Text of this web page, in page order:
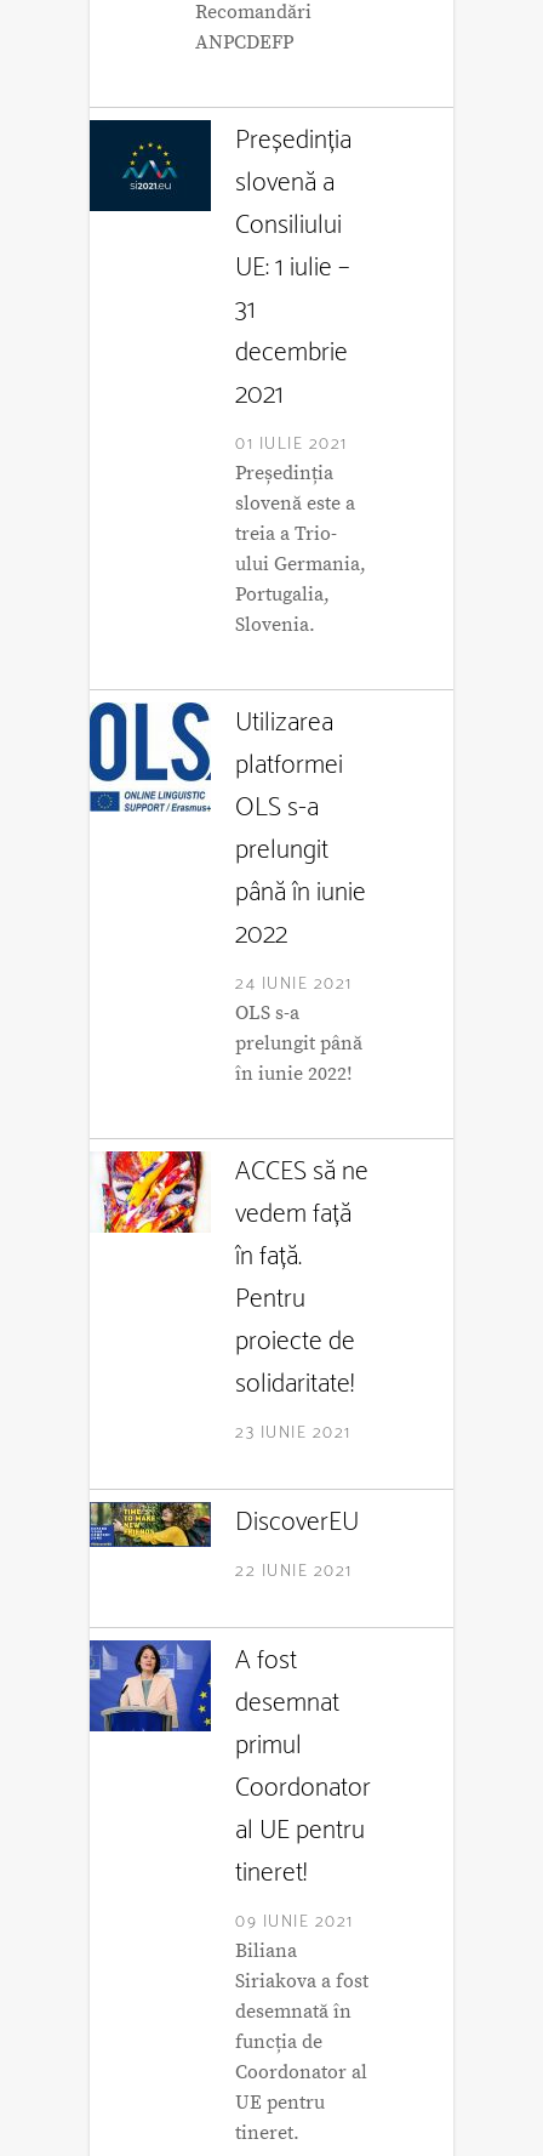
Recomandări
ANPCDEFP
Președinția
slovenă a
Consiliului
UE: 1 iulie –
31
decembrie
2021
01 IULIE 2021
Președinția
slovenă este a
treia a Trio-
ului Germania,
Portugalia,
Slovenia.
Utilizarea
platformei
OLS s-a
prelungit
până în iunie
2022
24 IUNIE 2021
OLS s-a
prelungit până
în iunie 2022!
ACCES să ne
vedem față
în față.
Pentru
proiecte de
solidaritate!
23 IUNIE 2021
DiscoverEU
22 IUNIE 2021
A fost
desemnat
primul
Coordonator
al UE pentru
tineret!
09 IUNIE 2021
Biliana
Siriakova a fost
desemnată în
funcția de
Coordonator al
UE pentru
tineret.